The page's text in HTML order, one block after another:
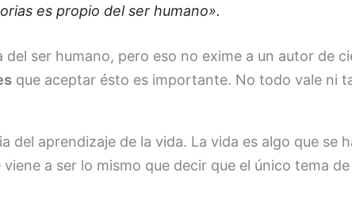
es propio del ser humano».
ser humano, pero eso no exime a un autor de
que aceptar ésto es importante. No todo vale ni
del aprendizaje de la vida. La vida es algo que se
a ser lo mismo que decir que el único tema